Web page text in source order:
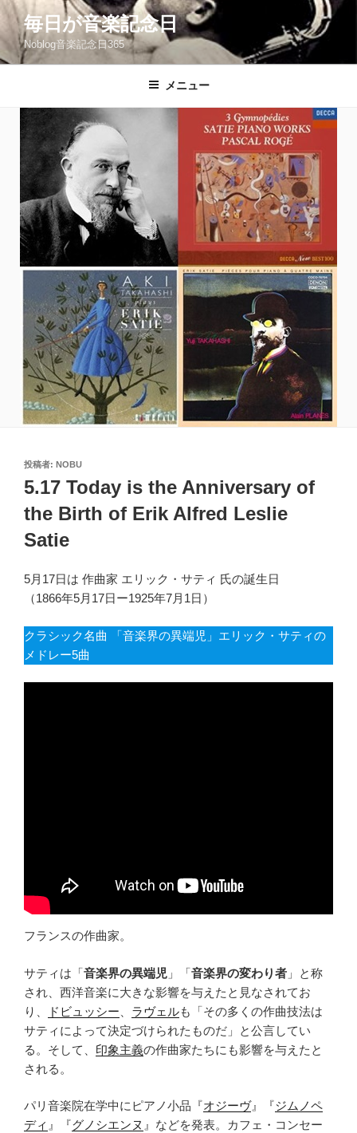
コ
テ
ン
毎日が音楽記念日
Noblog音楽記念日365
メニュー
投
稿
日:
投稿者: NOBU
5.17 Today is the Anniversary of
the Birth of Erik Alfred Leslie
Satie
5月17日は 作曲家 エリック・サティ 氏の誕生日
（1866年5月17日ー1925年7月1日）
クラシック名曲 「音楽界の異端児」エリック・サティの
メドレー5曲
フランスの作曲家。
サティは「音楽界の異端児 」「音楽界の変わり者 」と称
され、西洋音楽に大きな影響を与えたと見なされてお
り、
ドビュッシー ラヴェルも「その多くの作曲技法は
サティによって決定づけられたものだ」と公言してい
る。そして、 印象主義の作曲家たちにも影響を与えたと
される。
パリ音楽院在学中にピアノ小品『オジーヴ』『ジムノペ
ディ 』『グノシエンヌ 』などを発表。カフェ・コンセー